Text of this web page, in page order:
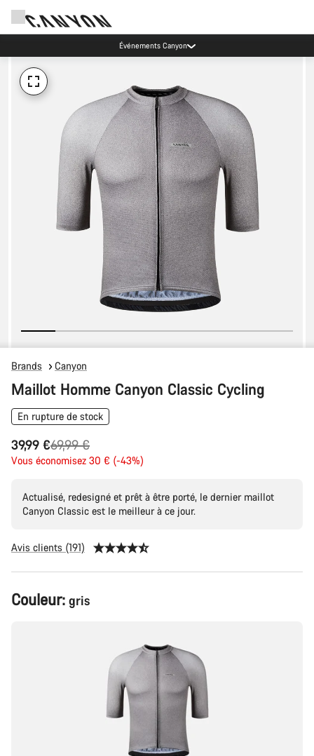
Événements Canyon
Brands Canyon
Maillot Homme Canyon Classic Cycling
En rupture de stock
39,99 €
Prix
69,99 €
Vous économisez 30 € (-43%)
Actualisé, redesigné et prêt à être porté, le dernier maillot
Canyon Classic est le meilleur à ce jour.
Avis clients (191)
Configuration
du
Couleur: gris